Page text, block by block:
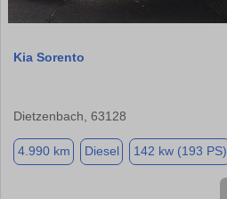
Kia Sorento
Dietzenbach, 63128
4.990 km Diesel 142 kw (193 PS)